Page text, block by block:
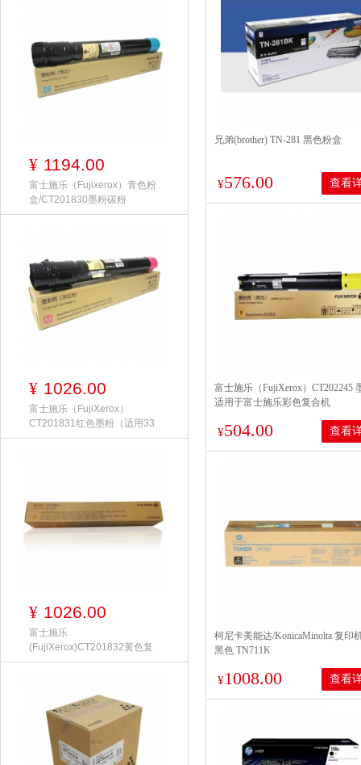
¥ 1194.00
富士施乐（Fujixerox）青色粉
盒/CT201830墨粉碳粉
¥ 1026.00
富士施乐（FujiXerox）
CT201831红色墨粉（适用33
¥ 1026.00
富士施乐
(FujiXerox)CT201832黄色复
印机碳粉适用
兄弟(brother) TN-281 黑色粉盒
¥576.00 查看
富士施乐（FujiXerox）CT202245
适用于富士施乐彩色复合机
¥504.00 查看
柯尼卡美能达/KonicaMinolta 复印
黑色 TN711K
¥1008.00 查看